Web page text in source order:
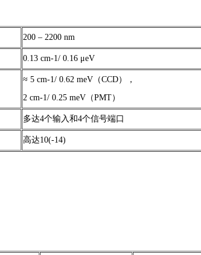
200 – 2200 nm
0.13 cm-1/ 0.16 μeV
≈ 5 cm-1/ 0.62 meV（CCD），
2 cm-1/ 0.25 meV（PMT）
多达4个输入和4个信号端口
高达10(-14)